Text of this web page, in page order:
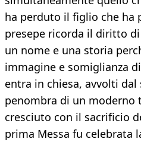
ha perduto il figlio che ha
presepe ricorda il diritto
un nome e una storia
immagine e somiglianza
entra in chiesa, avvolti dal
penombra di un moderno
cresciuto con il sacrificio
prima Messa fu celebrata